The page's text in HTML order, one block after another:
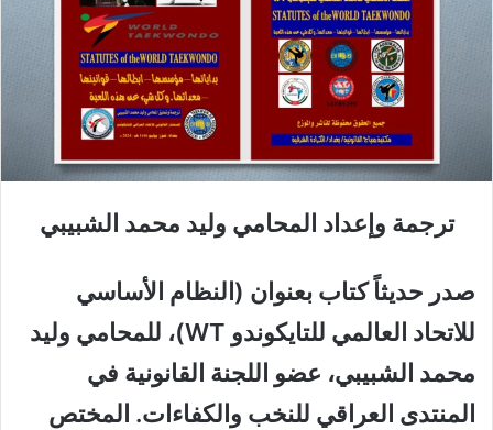
ترجمة وإعداد المحامي وليد محمد الشبيبي
صدر حديثاً كتاب بعنوان (النظام الأساسي
للاتحاد العالمي للتايكوندو WT)، للمحامي وليد
محمد الشبيبي، عضو اللجنة القانونية في
المنتدى العراقي للنخب والكفاءات. المختص